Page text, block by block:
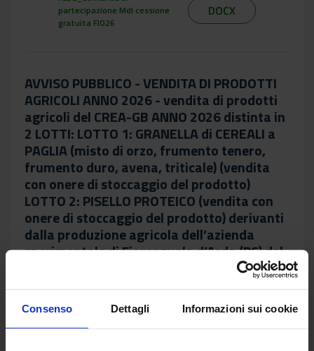
Consenso Dettagli Informazioni sui cookie
partecipazione MdI cessione
gratuita FIO26
DOCX
AVVISO PUBBLICO - VENDITA DI PRODOTTI
AGRICOLI ANNO 2026 - vendita di prodotti
agricoli del CREA-GB ANNO 2026 distinta in
2 LOTTI: LOTTO 1: GRANELLA di CEREALI a
PAGLIA (misto di orzo, frumento tenero,
frumento duro, avena, triticale) (vendita
con onere di stoccaggio del prodotto)
LOTTO 2: PISELLO PROTEICO (vendita con
onere di stoccaggio del prodotto) derivanti
dalla produzione agricola dell’azienda
sperimentale di Fiorenzuola d’Arda (PC) del
[Data di Aggiornamento: 19 giugno 2026 ]
Prot.N.0028885-27.04.2026-Avviso
e Allegato